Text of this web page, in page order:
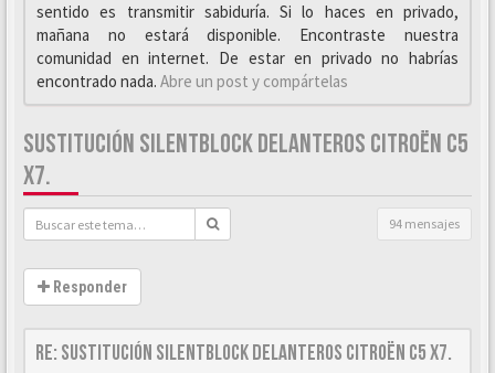
sentido es transmitir sabiduría. Si lo haces en privado,
mañana no estará disponible. Encontraste nuestra
comunidad en internet. De estar en privado no habrías
encontrado nada. Abre un post y compártelas
SUSTITUCIÓN SILENTBLOCK DELANTEROS CITROËN C5
X7.
94 mensajes
Responder
Re: Sustitución SILENTBLOCK delanteros Citroën C5 X7.